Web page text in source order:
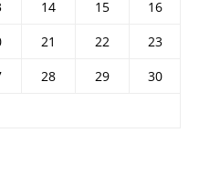
14 15
16
21 22
23
28 29
30